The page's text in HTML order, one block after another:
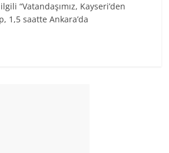
“Vatandaşımız, Kayseri’den
1,5 saatte Ankara’da